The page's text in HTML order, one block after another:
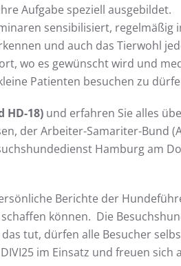
Aufgabe speziell ausgebildet.
sensibilisiert, regelmäßig
und auch das Tierwohl
wo es gewünscht wird und
Patienten besuchen zu
HD-18) und erfahren Sie alles
der Arbeiter-Samariter-Bund
Hamburg am
Berichte der
können. Die
tut, dürfen alle Besucher
im Einsatz und freuen sich